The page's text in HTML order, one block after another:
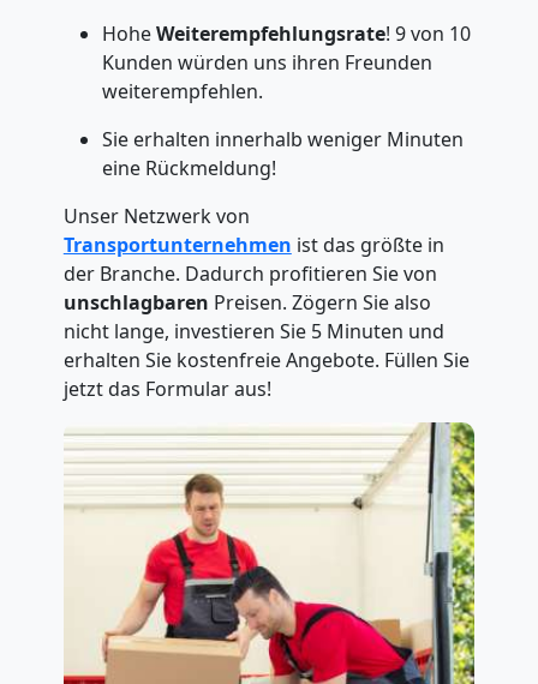
HoheWeiterempfehlungsrate! 9 von 10
Kunden würden uns ihren Freunden
weiterempfehlen.
Sie erhalten innerhalb weniger Minuten
eine Rückmeldung!
Unser Netzwerk von
Transportunternehmen ist das größte in
der Branche. Dadurch profitieren Sie von
unschlagbaren Preisen. Zögern Sie also
nicht lange, investieren Sie 5 Minuten und
erhalten Sie kostenfreie Angebote. Füllen Sie
jetzt das Formular aus!